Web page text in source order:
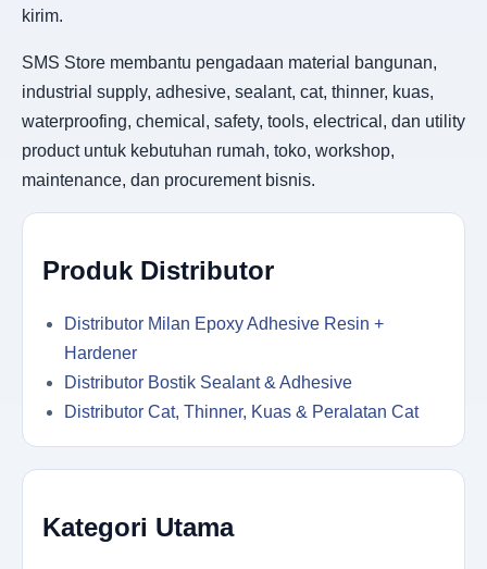
kirim.
SMS Store membantu pengadaan material bangunan,
industrial supply, adhesive, sealant, cat, thinner, kuas,
waterproofing, chemical, safety, tools, electrical, dan utility
product untuk kebutuhan rumah, toko, workshop,
maintenance, dan procurement bisnis.
Produk Distributor
Distributor Milan Epoxy Adhesive Resin +
Hardener
Distributor Bostik Sealant & Adhesive
Distributor Cat, Thinner, Kuas & Peralatan Cat
Kategori Utama